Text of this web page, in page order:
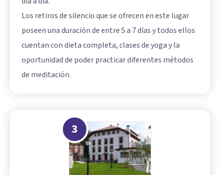
Los retiros de silencio que se ofrecen en este lugar
poseen una duración de entre 5 a 7 días y todos ellos
cuentan con dieta completa, clases de yoga y la
oportunidad de poder practicar diferentes métodos
de meditación.
3